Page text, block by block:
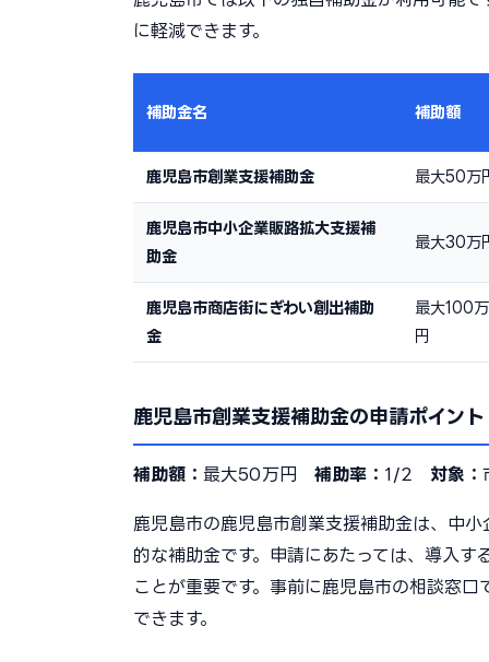
に軽減できます。
補助金名 補助額
鹿児島市創業支援補助金 最大50万
鹿児島市中小企業販路拡大支援補
助金
最大30万
鹿児島市商店街にぎわい創出補助
金
最大100万
円
鹿児島市創業支援補助金の申請ポイント
補助額： 最大50万円 補助率： 1/2 対象：
鹿児島市の鹿児島市創業支援補助金は、中
的な補助金です。申請にあたっては、導入
ことが重要です。事前に鹿児島市の相談窓
できます。